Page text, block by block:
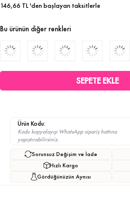
146,66 TL'den başlayan taksitlerle
Bu ürünün diğer renkleri
Ürün Kodu:
Kodu kopyalayıp WhatsApp sipariş hattına
yapıştırabilirsiniz.
Sorunsuz Değişim ve İade
Hızlı Kargo
Gördüğünüzün Aynısı